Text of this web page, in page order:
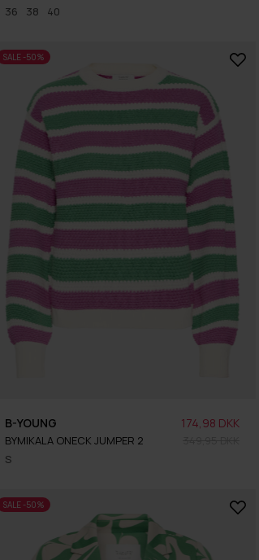
36 38 40
SALE -50%
S
B-YOUNG
BYMIKALA ONECK JUMPER 2
174,98 DKK
SALE -50%